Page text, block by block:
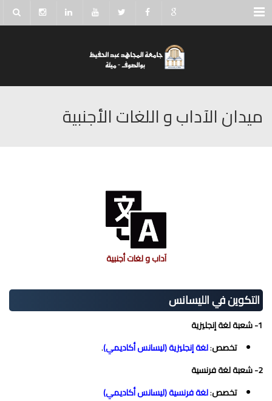
Menu
ميدان الآداب و اللغات اﻷجنبية
آداب و لغات أجنبية
التكوين في الليسانس
1- شعبة لغة إنجليزية
تخصص:لغة إنجليزية (ليسانس أكاديمي).
2- شعبة لغة فرنسية
تخصص:لغة فرنسية (ليسانس أكاديمي)